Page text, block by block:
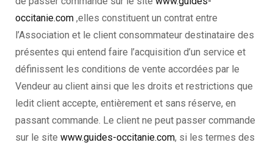
occitanie.com ,elles constituent un contrat entre
l’Association et le client consommateur destinataire des
présentes qui entend faire l’acquisition d’un service et
définissent les conditions de vente accordées par le
Vendeur au client ainsi que les droits et restrictions que
ledit client accepte, entièrement et sans réserve, en
passant commande. Le client ne peut passer commande
sur le site www.guides-occitanie.com, si les termes des